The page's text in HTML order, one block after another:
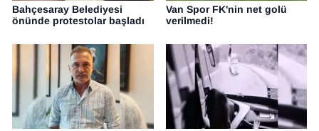
Bahçesaray Belediyesi
önünde protestolar başladı
Van Spor FK'nin net golü
verilmedi!
TEBRİK
TEKNOLOJİ
Turizm
VAN'DA SPOR